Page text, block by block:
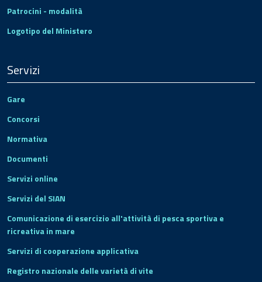
Patrocini - modalità
Logotipo del Ministero
Servizi
Gare
Concorsi
Normativa
Documenti
Servizi online
Servizi del SIAN
Comunicazione di esercizio all'attività di pesca sportiva e
ricreativa in mare
Servizi di cooperazione applicativa
Registro nazionale delle varietà di vite